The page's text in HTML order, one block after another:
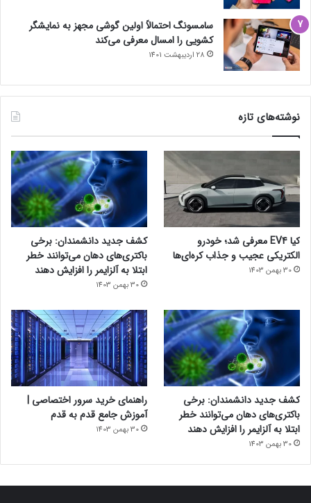
سامسونگ احتمالاً اولین گوشی مجهز به نمایشگر
کشویی را امسال معرفی می‌کند
28 اردیبهشت 1401
نوشته‌های تازه
کیا EV4 معرفی شد؛ خودرو
الکتریکی عجیب و جذاب کره‌ای‌ها
30 بهمن 1403
کشف جدید دانشمندان: برخی
باکتری‌های دهان می‌توانند خطر
ابتلا به آلزایمر را افزایش دهند
30 بهمن 1403
کشف جدید دانشمندان: برخی
باکتری‌های دهان می‌توانند خطر
ابتلا به آلزایمر را افزایش دهند
30 بهمن 1403
راهنمای خرید سرور اختصاصی |
آموزش جامع قدم به قدم
30 بهمن 1403